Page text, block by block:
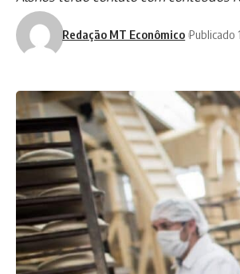
Redação MT Econômico Publicado